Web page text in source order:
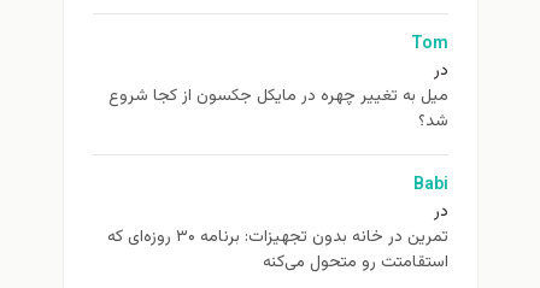
Tom
در
ميل به تغيير چهره در مایکل جکسون از كجا شروع
شد؟
Babi
در
تمرین در خانه بدون تجهیزات: برنامه ۳۰ روزه‌ای که
استقامتت رو متحول می‌کنه